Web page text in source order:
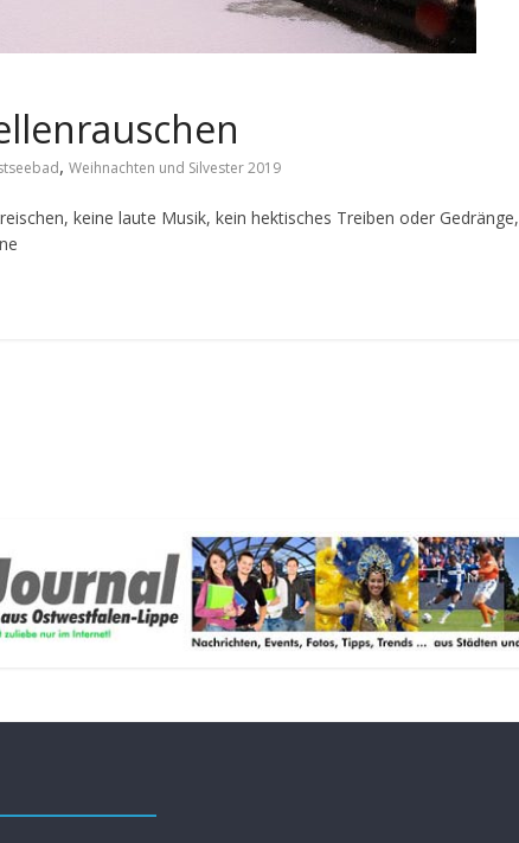
, Weihnachten und Silvester 2019
keine laute Musik, kein hektisches Treiben oder Gedränge,